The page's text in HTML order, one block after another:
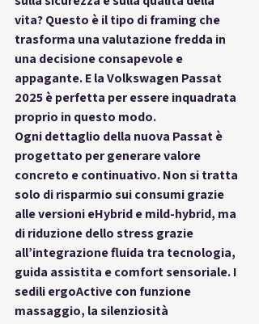
vita? Questo è il tipo di framing che
trasforma una valutazione fredda in
una decisione consapevole e
appagante. E la Volkswagen Passat
2025 è perfetta per essere inquadrata
proprio in questo modo.
Ogni dettaglio della nuova Passat è
progettato per generare valore
concreto e continuativo. Non si tratta
solo di risparmio sui consumi grazie
alle versioni eHybrid e mild-hybrid, ma
di riduzione dello stress grazie
all’integrazione fluida tra tecnologia,
guida assistita e comfort sensoriale. I
sedili ergoActive con funzione
massaggio, la silenziosità